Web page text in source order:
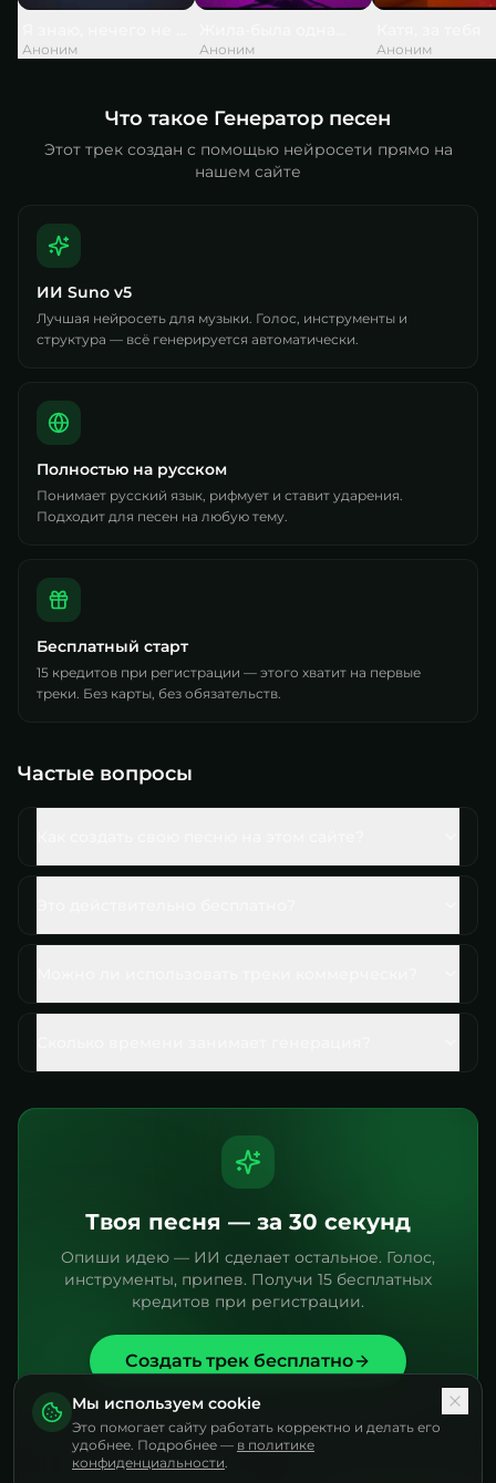
Аноним Аноним Аноним
Что такое Генератор песен
Этот трек создан с помощью нейросети прямо на
нашем сайте
ИИ Suno v5
Лучшая нейросеть для музыки. Голос, инструменты и
структура — всё генерируется автоматически.
Полностью на русском
Понимает русский язык, рифмует и ставит ударения.
Подходит для песен на любую тему.
Бесплатный старт
15 кредитов при регистрации — этого хватит на первые
треки. Без карты, без обязательств.
Частые вопросы
Твоя песня — за 30 секунд
Опиши идею — ИИ сделает остальное. Голос,
инструменты, припев. Получи 15 бесплатных
кредитов при регистрации.
Создать трек бесплатно
Мы используем cookie
Это помогает сайту работать корректно и делать его
удобнее. Подробнее — в политике
конфиденциальности.